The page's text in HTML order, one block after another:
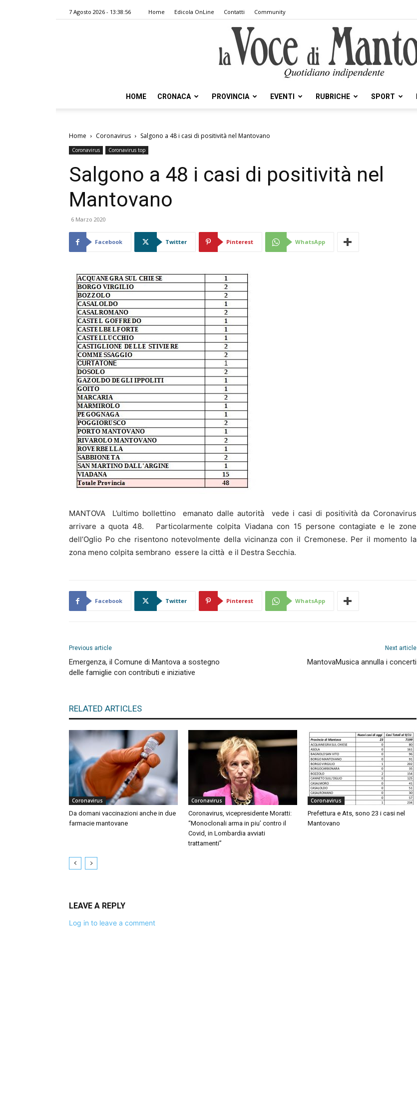
7 Agosto 2026 - 13:38:56 Home Edicola OnLine Contatti Community
Voce
HOME CRONACA PROVINCIA EVENTI RUBRICHE SPORT
Home Coronavirus Salgono a 48 i casi di positività nel Mantovano
Coronavirus Coronavirus top
Salgono a 48 i casi di positività nel
Mantovano
6 Marzo 2020
Facebook Twitter Pinterest WhatsApp
MANTOVA L’ultimo bollettino emanato dalle autorità vede i casi di positività da Coronavirus
arrivare a quota 48. Particolarmente colpita Viadana con 15 persone contagiate e le zone
dell’Oglio Po che risentono notevolmente della vicinanza con il Cremonese. Per il momento la
zona meno colpita sembrano essere la città e il Destra Secchia.
Facebook Twitter Pinterest WhatsApp
Previous article
Emergenza, il Comune di Mantova a sostegno
delle famiglie con contributi e iniziative
Next article
MantovaMusica annulla i concerti
RELATED ARTICLES
Coronavirus
Da domani vaccinazioni anche in due
farmacie mantovane
Coronavirus
Coronavirus, vicepresidente Moratti:
“Monoclonali arma in piu’ contro il
Covid, in Lombardia avviati
trattamenti”
Coronavirus
Prefettura e Ats, sono 23 i casi nel
Mantovano
LEAVE A REPLY
Log in to leave a comment